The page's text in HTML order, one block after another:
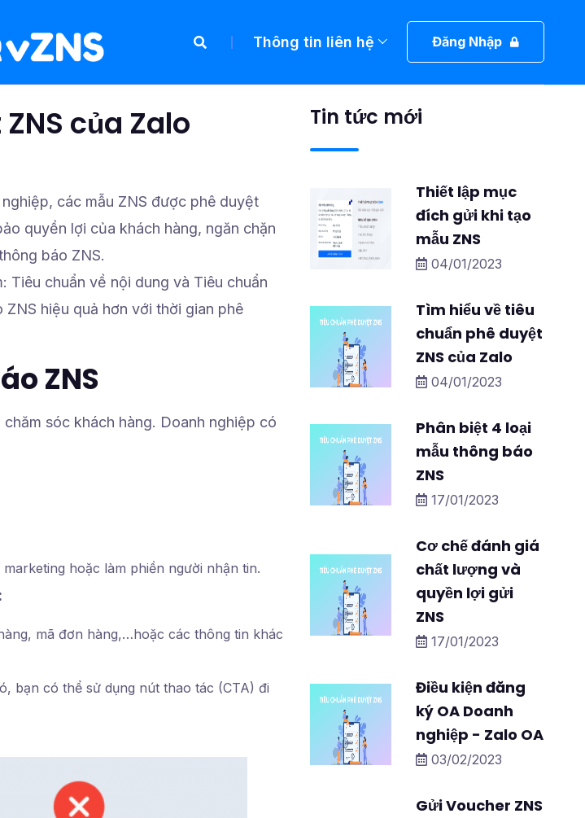
Thông tin liên hệ Đăng Nhập
của Zalo
các mẫu ZNS được phê duyệt
quyền lợi của khách hàng, ngăn chặn
báo ZNS.
Tiêu chuẩn về nội dung và Tiêu chuẩn
hiệu quả hơn với thời gian phê
ZNS
sóc khách hàng. Doanh nghiệp có
hoặc làm phiền người nhận tin.
mã đơn hàng,…hoặc các thông tin khác
bạn có thể sử dụng nút thao tác (CTA) đi
Tin tức mới
Thiết lập mục
đích gửi khi tạo
mẫu ZNS
04/01/2023
Tìm hiểu về tiêu
chuẩn phê duyệt
ZNS của Zalo
04/01/2023
Phân biệt 4 loại
mẫu thông báo
ZNS
17/01/2023
Cơ chế đánh giá
chất lượng và
quyền lợi gửi
ZNS
17/01/2023
Điều kiện đăng
ký OA Doanh
nghiệp - Zalo OA
03/02/2023
Gửi Voucher ZNS